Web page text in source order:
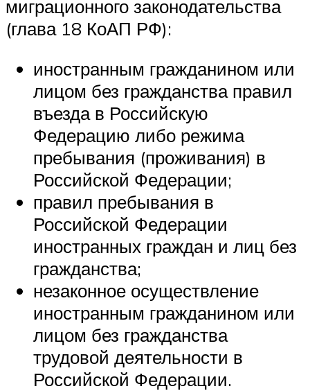
миграционного законодательства
(глава 18 КоАП РФ):
иностранным гражданином или
лицом без гражданства правил
въезда в Российскую
Федерацию либо режима
пребывания (проживания) в
Российской Федерации;
правил пребывания в
Российской Федерации
иностранных граждан и лиц без
гражданства;
незаконное осуществление
иностранным гражданином или
лицом без гражданства
трудовой деятельности в
Российской Федерации.